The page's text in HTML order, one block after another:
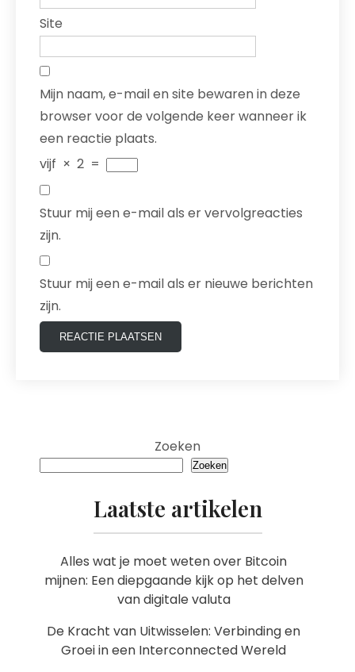
Site
Mijn naam, e-mail en site bewaren in deze
browser voor de volgende keer wanneer ik
een reactie plaats.
vijf × 2 =
Stuur mij een e-mail als er vervolgreacties
zijn.
Stuur mij een e-mail als er nieuwe berichten
zijn.
Zoeken
Zoeken
Laatste artikelen
Alles wat je moet weten over Bitcoin
mijnen: Een diepgaande kijk op het delven
van digitale valuta
De Kracht van Uitwisselen: Verbinding en
Groei in een Interconnected Wereld